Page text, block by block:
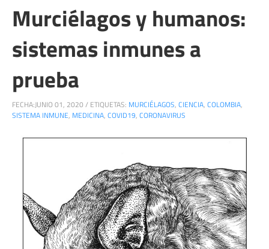
Murciélagos y humanos:
sistemas inmunes a
prueba
FECHA:JUNIO 01, 2020 / ETIQUETAS: MURCIÉLAGOS, CIENCIA, COLOMBIA,
SISTEMA INMUNE, MEDICINA, COVID19, CORONAVIRUS